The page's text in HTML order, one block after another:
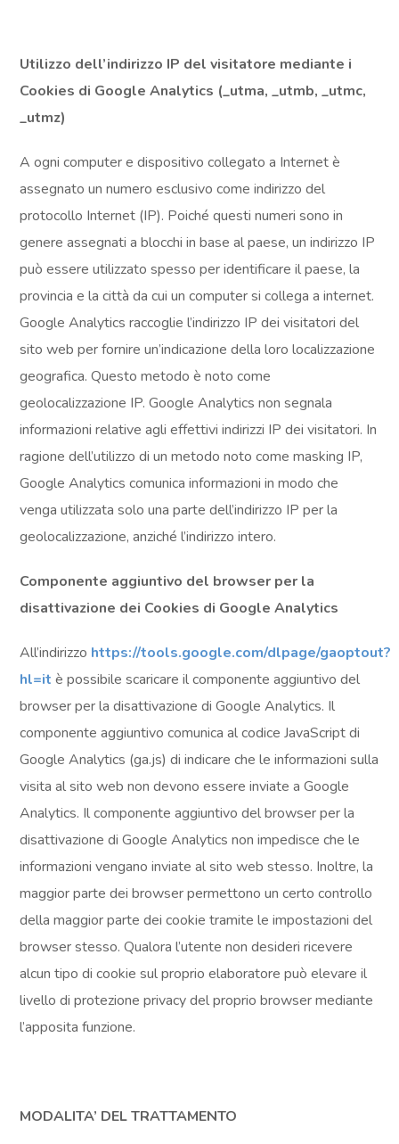
Utilizzo dell’indirizzo IP del visitatore mediante i
Cookies di Google Analytics (_utma, _utmb, _utmc,
_utmz)
A ogni computer e dispositivo collegato a Internet è
assegnato un numero esclusivo come indirizzo del
protocollo Internet (IP). Poiché questi numeri sono in
genere assegnati a blocchi in base al paese, un indirizzo IP
può essere utilizzato spesso per identificare il paese, la
provincia e la città da cui un computer si collega a internet.
Google Analytics raccoglie l’indirizzo IP dei visitatori del
sito web per fornire un’indicazione della loro localizzazione
geografica. Questo metodo è noto come
geolocalizzazione IP. Google Analytics non segnala
informazioni relative agli effettivi indirizzi IP dei visitatori. In
ragione dell’utilizzo di un metodo noto come masking IP,
Google Analytics comunica informazioni in modo che
venga utilizzata solo una parte dell’indirizzo IP per la
geolocalizzazione, anziché l’indirizzo intero.
Componente aggiuntivo del browser per la
disattivazione dei Cookies di Google Analytics
All’indirizzo https://tools.google.com/dlpage/gaoptout?
hl=it è possibile scaricare il componente aggiuntivo del
browser per la disattivazione di Google Analytics. Il
componente aggiuntivo comunica al codice JavaScript di
Google Analytics (ga.js) di indicare che le informazioni sulla
visita al sito web non devono essere inviate a Google
Analytics. Il componente aggiuntivo del browser per la
disattivazione di Google Analytics non impedisce che le
informazioni vengano inviate al sito web stesso. Inoltre, la
maggior parte dei browser permettono un certo controllo
della maggior parte dei cookie tramite le impostazioni del
browser stesso. Qualora l’utente non desideri ricevere
alcun tipo di cookie sul proprio elaboratore può elevare il
livello di protezione privacy del proprio browser mediante
l’apposita funzione.
MODALITA’ DEL TRATTAMENTO